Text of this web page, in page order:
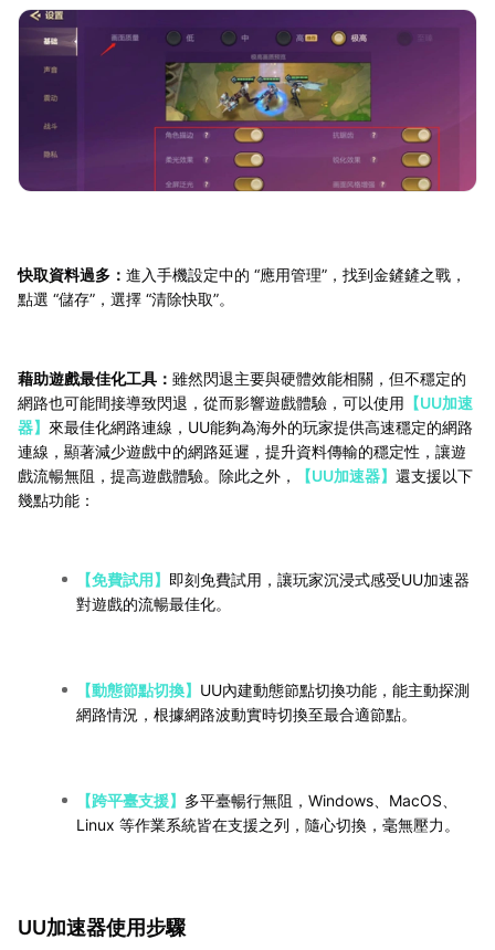
快取資料過多： 進入手機設定中的 “應用管理”，找到金鏟鏟之戰，
點選 “儲存”，選擇 “清除快取”。
藉助遊戲最佳化工具： 雖然閃退主要與硬體效能相關，但不穩定的
網路也可能間接導致閃退，從而影響遊戲體驗，可以使用 【UU加速
器】 來最佳化網路連線，UU能夠為海外的玩家提供高速穩定的網路
連線，顯著減少遊戲中的網路延遲，提升資料傳輸的穩定性，讓遊
戲流暢無阻，提高遊戲體驗。除此之外，
【UU加速器】 還支援以下
幾點功能：
【免費試用】 即刻免費試用，讓玩家沉浸式感受UU加速器
對遊戲的流暢最佳化。
【動態節點切換】 UU內建動態節點切換功能，能主動探測
網路情況，根據網路波動實時切換至最合適節點。
【跨平臺支援】 多平臺暢行無阻，Windows、MacOS、
Linux 等作業系統皆在支援之列，隨心切換，毫無壓力。
UU加速器使用步驟